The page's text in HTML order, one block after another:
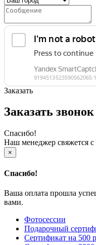
Заказать
Заказать звонок
Спасибо!
Наш менеджер свяжется
×
Спасибо!
Ваша оплата прошла
вами.
Фотосессии
Подарочный
Сертификат на 500